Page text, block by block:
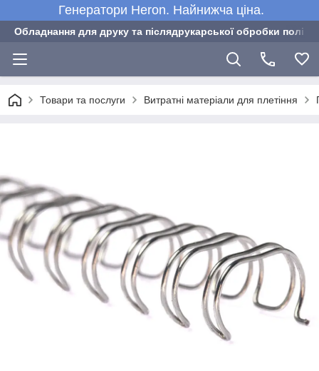
Генератори Heron. Найнижча ціна.
Обладнання для друку та післядрукарської обробки
Товари та послуги Витратні матеріали для плетіння